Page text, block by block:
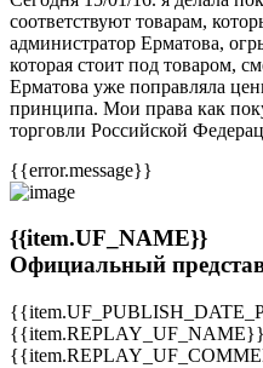
соответствуют товарам,
администратор Ерматова,
которая стоит под товаром,
Ерматова уже поправляла
принципа. Мои права как
торговли Российской
{{error.message}}
{{item.UF_NAME}}
Официальный